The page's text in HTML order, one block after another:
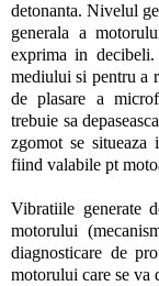
detonanta. Nivelul
generala a
exprima in
mediului si pentru a
de plasare a
trebuie sa
zgomot se
fiind valabile pt
Vibratiile generate
motorului
diagnosticare de
motorului care se va